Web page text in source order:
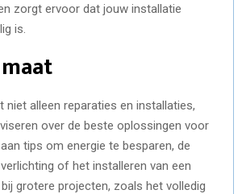
zorgt ervoor dat jouw installatie
is.
niet alleen reparaties en installaties,
over de beste oplossingen voor
tips om energie te besparen, de
of het installeren van een
grotere projecten, zoals het volledig